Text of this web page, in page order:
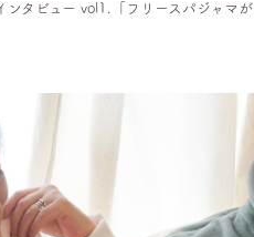
ンタビュー vol1.「フリースパジャマ